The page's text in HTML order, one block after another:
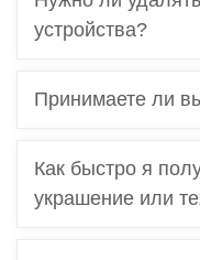
Нужно ли
Как быстро я